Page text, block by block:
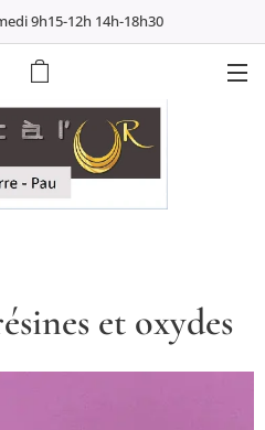
9h15-12h 14h-18h30
et oxydes